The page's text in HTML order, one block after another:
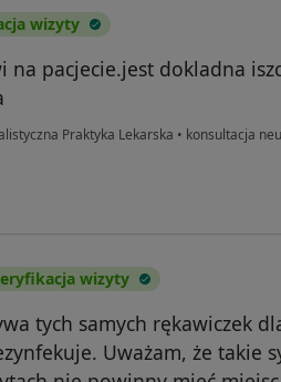
wizyty
na pacjecie.jest dokladna
Praktyka Lekarska • konsultacja
wizyty
tych samych rękawiczek
Uważam, że takie